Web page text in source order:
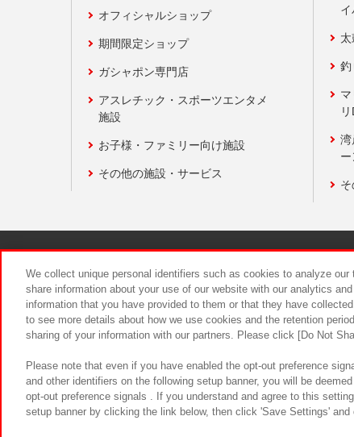
オフィシャルショップ
期間限定ショップ
ガシャポン専門店
アスレチック・スポーツエンタメ
施設
お子様・ファミリー向け施設
その他の施設・サービス
イ
太
釣
湾
食品のご
We collect unique personal identifiers such as cookies to analyze
share information about your use of our website with our analytics
information that you have provided to them or that they have
to see more details about how we use cookies and the retention
sharing of your information with our partners. Please click [Do Not
Please note that even if you have enabled the opt-out preference
and other identifiers on the following setup banner, you will be
opt-out preference signals . If you understand and agree to this
setup banner by clicking the link below, then click 'Save Settings' and